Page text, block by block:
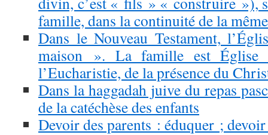
famille, dans la continuité de la
Dans le Nouveau Testament,
maison ». La famille est Église
l’Eucharistie, de la présence du
Dans la haggadah juive du repas
de la catéchèse des enfants
Devoir des parents : éduquer ;